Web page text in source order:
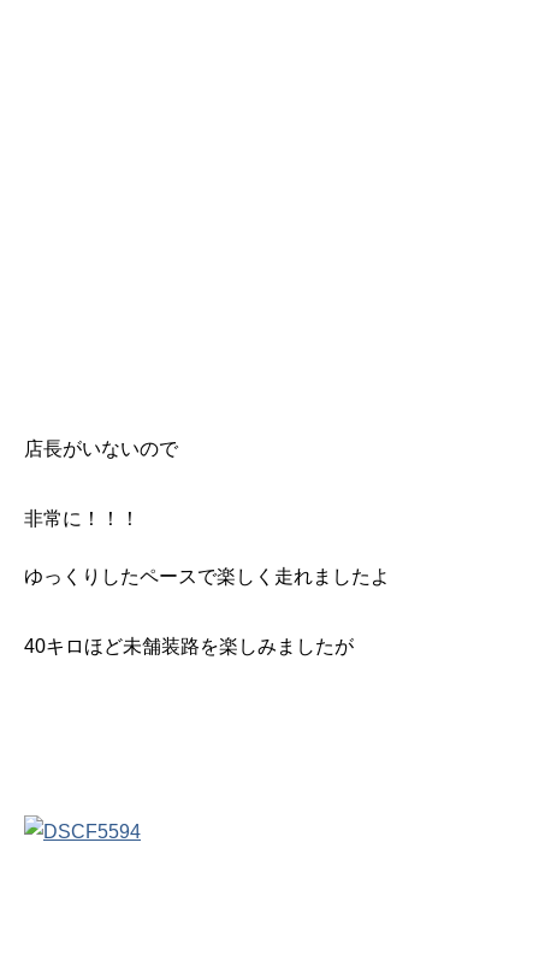
店長がいないので
非常に！！！
ゆっくりしたペースで楽しく走れましたよ
40キロほど未舗装路を楽しみましたが